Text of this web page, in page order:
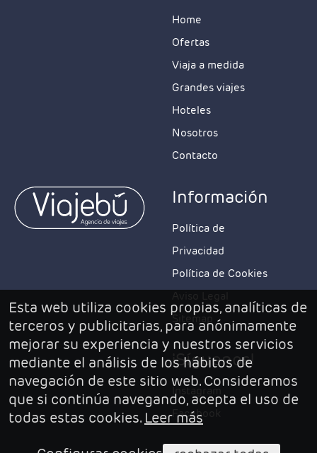
Home
Ofertas
Viaja a medida
Grandes viajes
Hoteles
Nosotros
Contacto
Información
Política de
Privacidad
Política de Cookies
Sitemap
¡Síguenos!
Instagram
Facebook
Esta web utiliza cookies propias, analíticas de
terceros y publicitarias, para anónimamente
mejorar su experiencia y nuestros servicios
mediante el análisis de los hábitos de
navegación de este sitio web. Consideramos
que si continúa navegando, acepta el uso de
todas estas cookies. Leer más